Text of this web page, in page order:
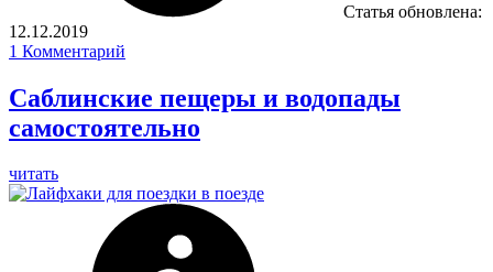
Статья обновлена:
12.12.2019
1 Комментарий
Саблинские пещеры и водопады
самостоятельно
читать